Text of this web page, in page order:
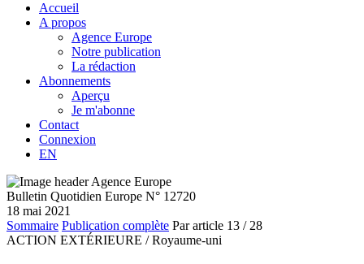
Accueil
A propos
Agence Europe
Notre publication
La rédaction
Abonnements
Aperçu
Je m'abonne
Contact
Connexion
EN
Bulletin Quotidien Europe N° 12720
18 mai 2021
Sommaire Publication complète Par article 13 / 28
ACTION EXTÉRIEURE / Royaume-uni